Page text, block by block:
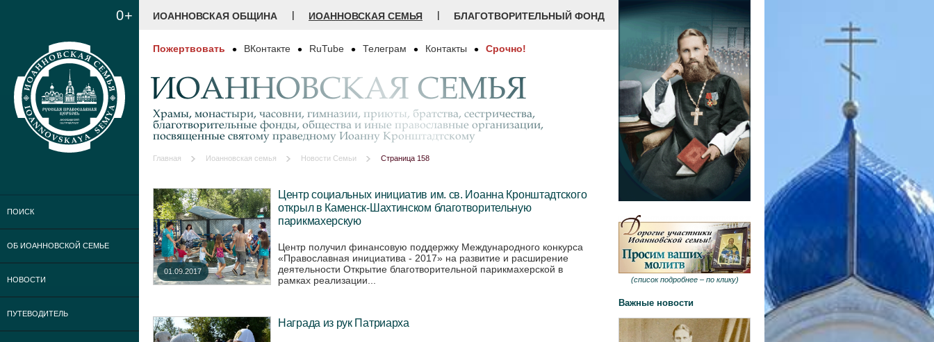
0+
ПОИСК
ОБ ИОАННОВСКОЙ СЕМЬЕ
НОВОСТИ
ПУТЕВОДИТЕЛЬ
ИОАННОВСКАЯ ОБЩИНА | ИОАННОВСКАЯ СЕМЬЯ | БЛАГОТВОРИТЕЛЬНЫЙ ФОНД
Пожертвовать ВКонтакте RuTube Телеграм Контакты Срочно!
ИОАННОВСКАЯ СЕМЬЯ
Храмы, монастыри, часовни, гимназии, приюты, братства, сестричества,
благотворительные фонды, общества и иные православные организации,
посвященные святому праведному Иоанну Кронштадтскому
Главная Иоанновская семья Новости Семьи Страница 158
01.09.2017
Центр социальных инициатив им. св. Иоанна Кронштадтского
открыл в Каменск-Шахтинском благотворительную
парикмахерскую
Центр получил финансовую поддержку Международного конкурса
«Православная инициатива - 2017» на развитие и расширение
деятельности Открытие благотворительной парикмахерской в
рамках реализации...
Награда из рук Патриарха
(список подробнее – по клику)
Важные новости